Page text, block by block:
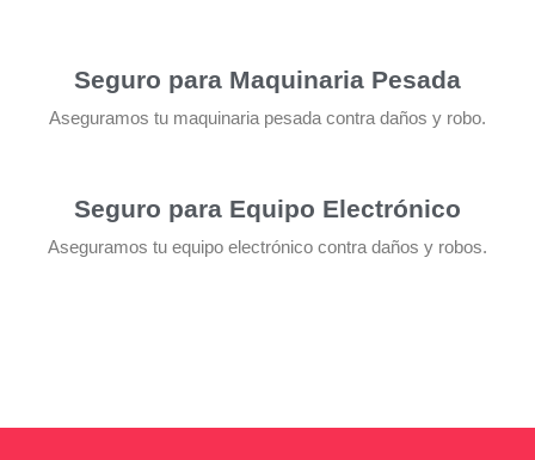
Seguro para Maquinaria Pesada
Aseguramos tu maquinaria pesada contra daños y robo.
Seguro para Equipo Electrónico
Aseguramos tu equipo electrónico contra daños y robos.